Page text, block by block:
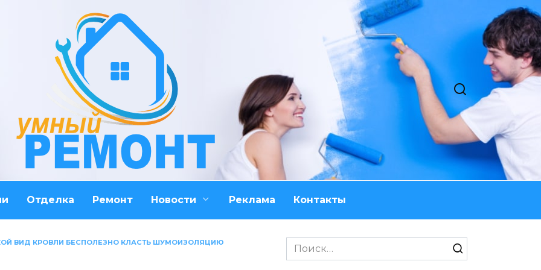
Отделка Ремонт Новости Реклама Контакты
ВИД КРОВЛИ БЕСПОЛЕЗНО КЛАСТЬ ШУМОИЗОЛЯЦИЮ
Search
for: